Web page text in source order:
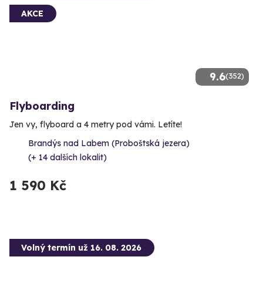
9.6(352)
AKCE
Flyboarding
Jen vy, flyboard a 4 metry pod vámi. Letíte!
Brandýs nad Labem (Proboštská jezera)
(+ 14 dalších lokalit)
1 590 Kč
Volný termín už 16. 08. 2026